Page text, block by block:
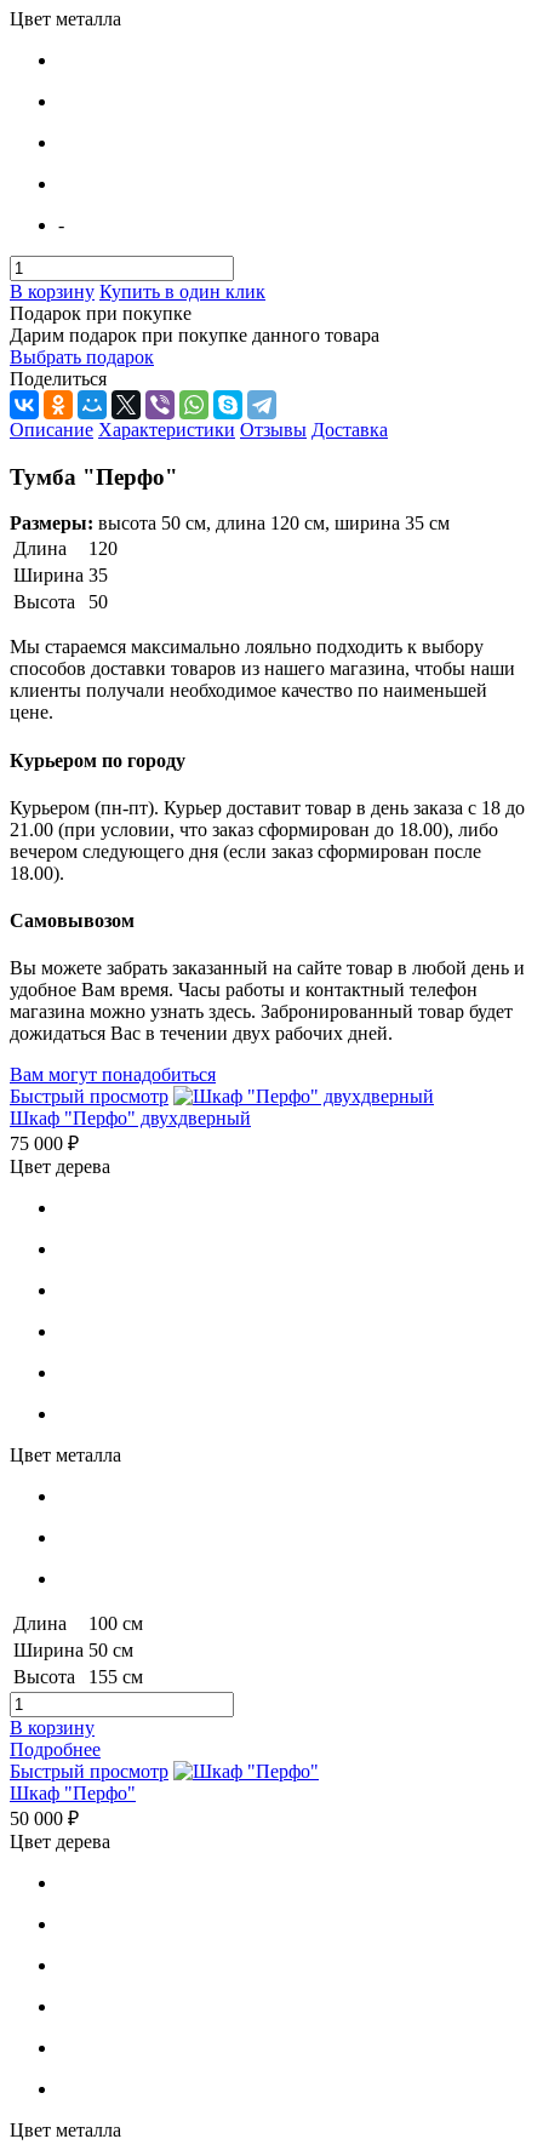
Цвет металла
-
В корзину Купить в один клик
Подарок при покупке
Дарим подарок при покупке данного товара
Выбрать подарок
Поделиться
Описание Характеристики Отзывы Доставка
Тумба "Перфо"
Размеры: высота 50 см, длина 120 см, ширина 35 см
Длина
120
Ширина 35
Высота
50
Мы стараемся максимально лояльно подходить к выбору
способов доставки товаров из нашего магазина, чтобы наши
клиенты получали необходимое качество по наименьшей
цене.
Курьером по городу
Курьером (пн-пт). Курьер доставит товар в день заказа с 18 до
21.00 (при условии, что заказ сформирован до 18.00), либо
вечером следующего дня (если заказ сформирован после
18.00).
Самовывозом
Вы можете забрать заказанный на сайте товар в любой день и
удобное Вам время. Часы работы и контактный телефон
магазина можно узнать здесь. Забронированный товар будет
дожидаться Вас в течении двух рабочих дней.
Вам могут понадобиться
Быстрый просмотр
Шкаф "Перфо" двухдверный
75 000 ₽
Цвет дерева
Цвет металла
Длина
100 см
Ширина 50 см
Высота
155 см
В корзину
Подробнее
Быстрый просмотр
Шкаф "Перфо"
50 000 ₽
Цвет дерева
Цвет металла